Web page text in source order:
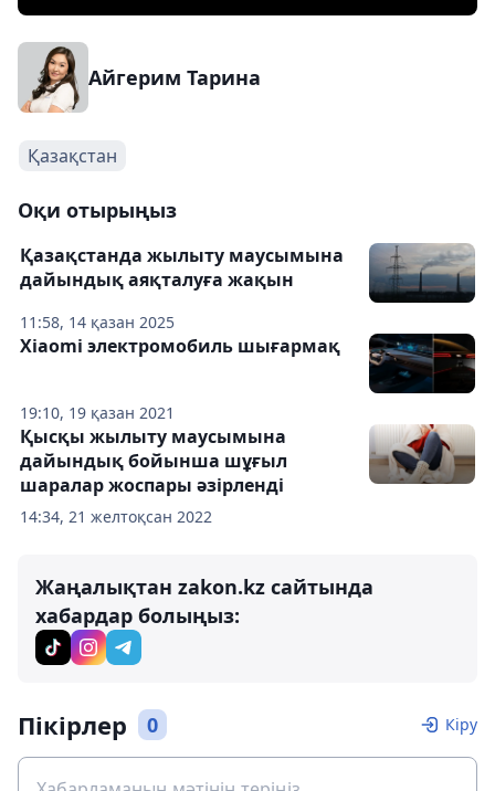
Айгерим Тарина
Қазақстан
Оқи отырыңыз
11:58, 14 қазан 2025
Қазақстанда жылыту маусымына
дайындық аяқталуға жақын
19:10, 19 қазан 2021
Xiaomi электромобиль шығармақ
14:34, 21 желтоқсан 2022
Қысқы жылыту маусымына
дайындық бойынша шұғыл
шаралар жоспары әзірленді
Жаңалықтан zakon.kz сайтында
хабардар болыңыз:
Пікірлер 0 Кіру